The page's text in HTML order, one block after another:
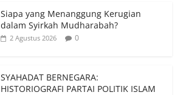
Siapa yang Menanggung Kerugian
dalam Syirkah Mudharabah?
2 Agustus 2026 0
SYAHADAT BERNEGARA:
HISTORIOGRAFI PARTAI POLITIK ISLAM